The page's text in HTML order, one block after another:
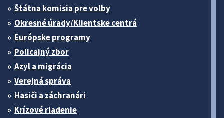
Štátna komisia pre volby
Okresné úrady/Klientske centrá
Európske programy
Policajný zbor
Azyl a migrácia
Verejná správa
Hasiči a záchranári
Krízové riadenie